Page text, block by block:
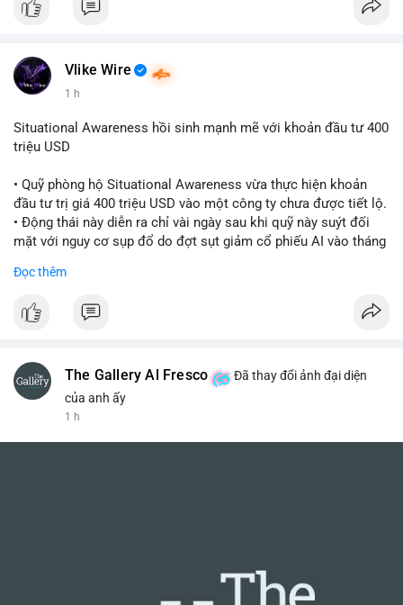
Vlike Wire
1 h
Situational Awareness hồi sinh mạnh mẽ với khoản đầu tư 400
triệu USD
• Quỹ phòng hộ Situational Awareness vừa thực hiện khoản
đầu tư trị giá 400 triệu USD vào một công ty chưa được tiết lộ.
• Động thái này diễn ra chỉ vài ngày sau khi quỹ này suýt đối
mặt với nguy cơ sụp đổ do đợt sụt giảm cổ phiếu AI vào tháng
• Sự trở lại này đánh dấu bước phục hồi đáng chú ý của quỹ
$btc $eth
Đọc thêm
The Gallery Al Fresco
Đã thay đổi ảnh đại diện
của anh ấy
1 h